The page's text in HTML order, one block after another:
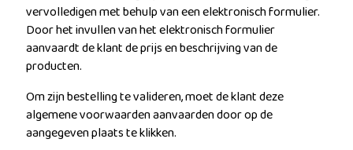
vervolledigen met behulp van een elektronisch formulier.
Door het invullen van het elektronisch formulier
aanvaardt de klant de prijs en beschrijving van de
producten.
Om zijn bestelling te valideren, moet de klant deze
algemene voorwaarden aanvaarden door op de
aangegeven plaats te klikken.